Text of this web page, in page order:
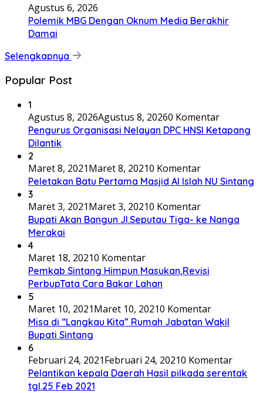
Agustus 6, 2026
Polemik MBG Dengan Oknum Media Berakhir
Damai
Selengkapnya
Popular Post
1
Agustus 8, 2026Agustus 8, 20260 Komentar
Pengurus Organisasi Nelayan DPC HNSI Ketapang
Dilantik
2
Maret 8, 2021Maret 8, 20210 Komentar
Peletakan Batu Pertama Masjid Al Islah NU Sintang
3
Maret 3, 2021Maret 3, 20210 Komentar
Bupati Akan Bangun Jl.Seputau Tiga- ke Nanga
Merakai
4
Maret 18, 20210 Komentar
Pemkab Sintang Himpun Masukan,Revisi
PerbupTata Cara Bakar Lahan
5
Maret 10, 2021Maret 10, 20210 Komentar
Misa di “Langkau Kita” Rumah Jabatan Wakil
Bupati Sintang
6
Februari 24, 2021Februari 24, 20210 Komentar
Pelantikan kepala Daerah Hasil pilkada serentak
tgl.25 Feb 2021